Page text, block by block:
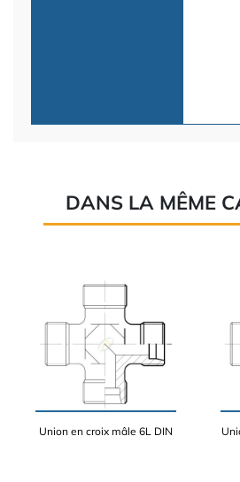
DANS LA MÊME
Union en croix mâle 6L DIN